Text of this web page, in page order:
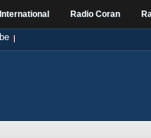
Radio Coran